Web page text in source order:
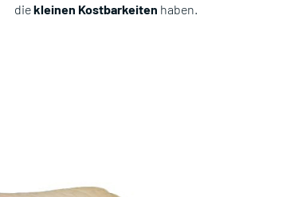
diekleinen Kostbarkeiten haben.